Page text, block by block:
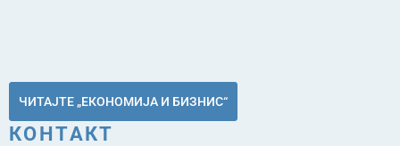
ЧИТАЈТЕ „ЕКОНОМИЈА И БИЗНИС“
КОНТАКТ